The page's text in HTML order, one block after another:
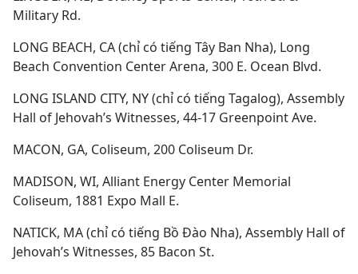
Military Rd.
LONG BEACH, CA (chỉ có tiếng Tây Ban Nha), Long
Beach Convention Center Arena, 300 E. Ocean Blvd.
LONG ISLAND CITY, NY (chỉ có tiếng Tagalog), Assembly
Hall of Jehovah’s Witnesses, 44-17 Greenpoint Ave.
MACON, GA, Coliseum, 200 Coliseum Dr.
MADISON, WI, Alliant Energy Center Memorial
Coliseum, 1881 Expo Mall E.
NATICK, MA (chỉ có tiếng Bồ Đào Nha), Assembly Hall of
Jehovah’s Witnesses, 85 Bacon St.